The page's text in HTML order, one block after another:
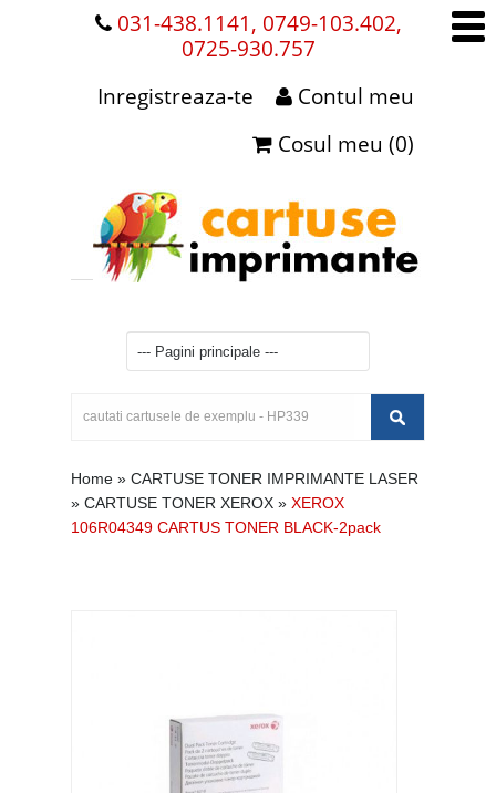
031-438.1141, 0749-103.402,
0725-930.757
Contul meu
Inregistreaza-te
Cosul meu (0)
Home » CARTUSE TONER IMPRIMANTE LASER
» CARTUSE TONER XEROX » XEROX
106R04349 CARTUS TONER BLACK-2pack